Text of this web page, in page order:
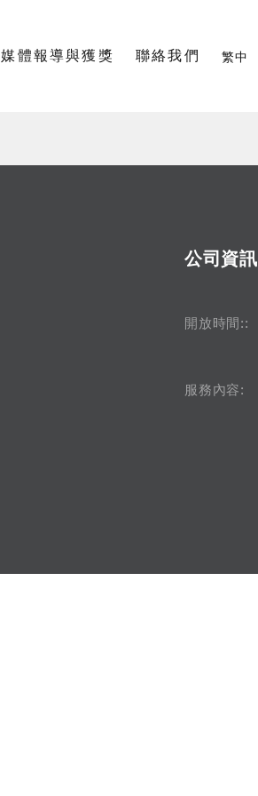
媒體報導與獲獎 聯絡我們 繁中
公司資訊
開放時間::
服務內容: